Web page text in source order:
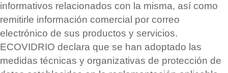
informativos relacionados con la misma, así como
remitirle información comercial por correo
electrónico de sus productos y servicios.
ECOVIDRIO declara que se han adoptado las
medidas técnicas y organizativas de protección de